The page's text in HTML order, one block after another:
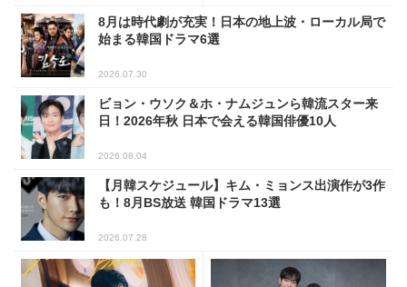
8月は時代劇が充実！日本の地上波・ローカル局で
始まる韓国ドラマ6選
2026.07.30
ビョン・ウソク＆ホ・ナムジュンら韓流スター来
日！2026年秋 日本で会える韓国俳優10人
2026.08.04
【月韓スケジュール】キム・ミョンス出演作が3作
も！8月BS放送 韓国ドラマ13選
2026.07.28